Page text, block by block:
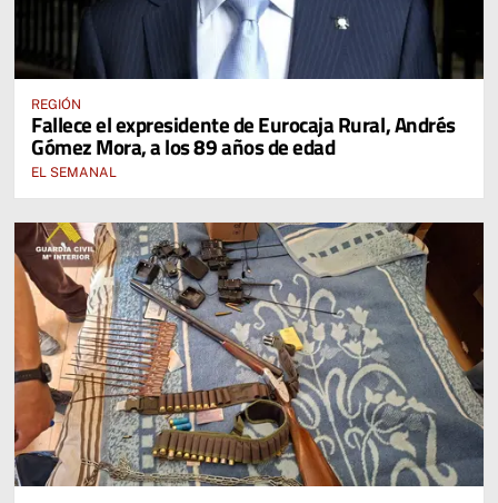
REGIÓN
Fallece el expresidente de Eurocaja Rural, Andrés
Gómez Mora, a los 89 años de edad
EL SEMANAL